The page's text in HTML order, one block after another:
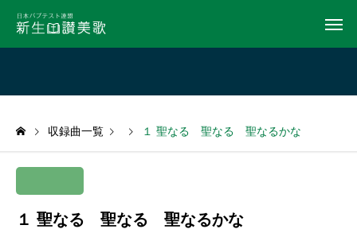
収録曲一覧 １ 聖なる 聖なる 聖なるかな
１ 聖なる 聖なる 聖なるかな